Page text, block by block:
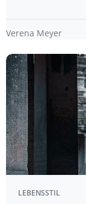
Verena Meyer
LEBENSSTIL